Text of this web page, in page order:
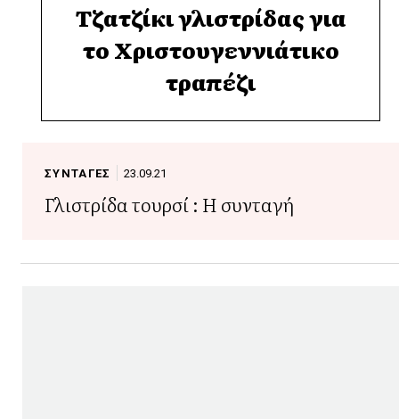
Τζατζίκι γλιστρίδας για
το Χριστουγεννιάτικο
τραπέζι
ΣΥΝΤΑΓΕΣ 23.09.21
Γλιστρίδα τουρσί : Η συνταγή